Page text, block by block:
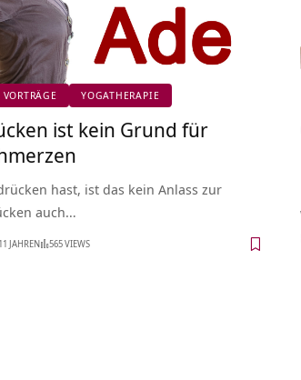
VORTRÄGE YOGATHERAPIE
ist kein Grund für
hast, ist das kein Anlass zur
auch…
JAHREN 565 VIEWS